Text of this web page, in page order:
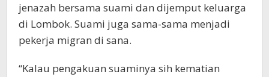
jenazah bersama suami dan dijemput keluarga
di Lombok. Suami juga sama-sama menjadi
pekerja migran di sana.
“Kalau pengakuan suaminya sih kematian